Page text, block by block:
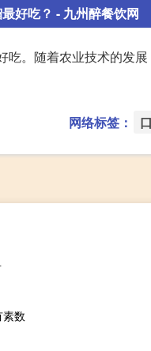
好吃？ - 九州醉餐饮网
吃。随着农业技术的发
网络标签：
数